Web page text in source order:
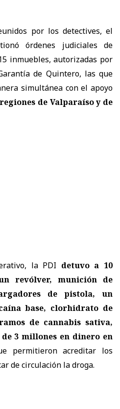
por los detectives, el
órdenes judiciales de
inmuebles, autorizadas por
de Quintero, las que
simultánea con el apoyo
de Valparaíso y de
la PDI detuvo a 10
revólver, munición de
de pistola, un
base, clorhidrato de
de cannabis sativa,
3 millones en dinero en
permitieron acreditar los
de circulación la droga.